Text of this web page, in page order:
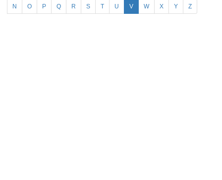
N O P Q R S T U V W X Y Z